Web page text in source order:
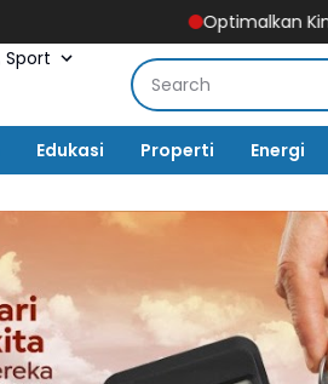
Optimalkan Kinerja BUMD
Sport
Edukasi Properti Energi